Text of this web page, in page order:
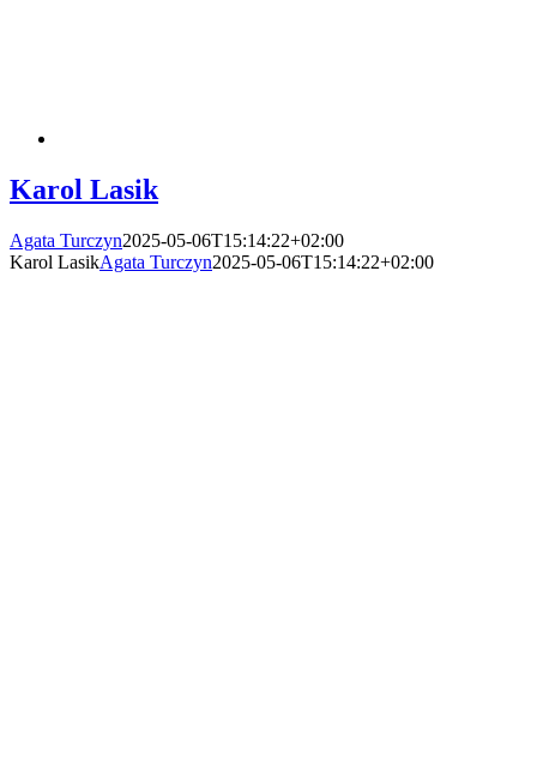
Karol Lasik
Agata Turczyn2025-05-06T15:14:22+02:00
Karol LasikAgata Turczyn2025-05-06T15:14:22+02:00